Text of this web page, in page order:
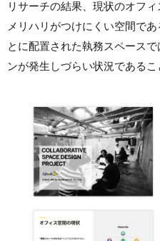
リサーチの結果、現状のオフ
メリハリがつけにくい空間で
とに配置された執務スペース
ンが発生しづらい状況であるこ